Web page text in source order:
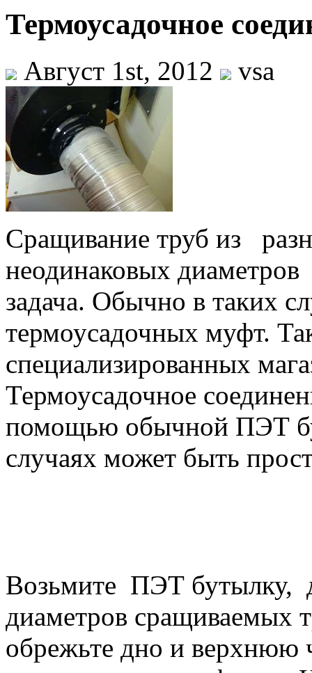
Термоусадочное
Август 1st, 2012 vsa
Сращивание труб из
неодинаковых диаметров
задача. Обычно в таких
термоусадочных муфт.
специализированных
Термоусадочное
помощью обычной ПЭТ
случаях может быть
Возьмите ПЭТ бутылку,
диаметров
обрежьте дно и верхнюю